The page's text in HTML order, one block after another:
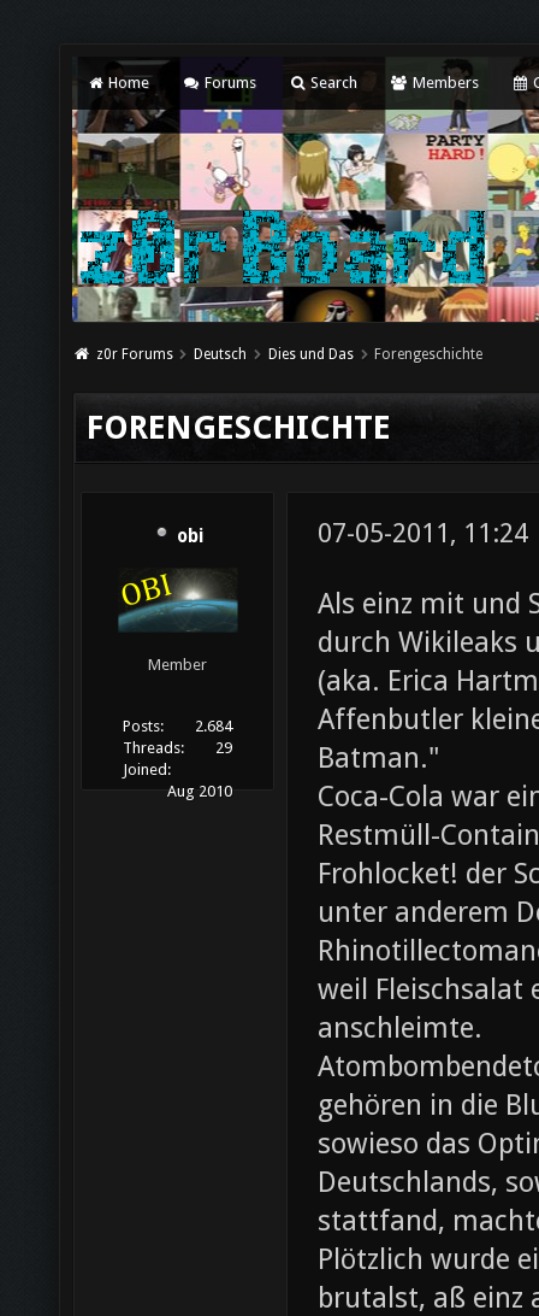
Home Forums Search Members
z0r Forums Deutsch Dies und Das Forengeschichte
FORENGESCHICHTE
obi
Member
Posts:
2.684
Threads:
29
Joined:
Aug 2010
07-05-2011, 11:24
Als einz mit und
durch Wikileaks
(aka. Erica
Affenbutler
Batman."
Coca-Cola war
Restmüll-
Frohlocket! der
unter anderem
weil Fleischsalat
anschleimte.
gehören in die
sowieso das
Deutschlands,
stattfand,
Plötzlich wurde
brutalst, aß einz